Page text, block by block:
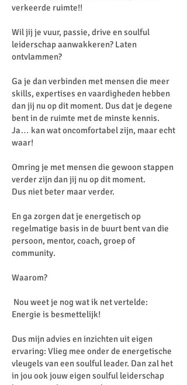
verkeerde ruimte!!
Wil jij je vuur, passie, drive en soulful
leiderschap aanwakkeren? Laten
ontvlammen?
Ga je dan verbinden met mensen die meer
skills, expertises en vaardigheden hebben
dan jij nu op dit moment. Dus dat je degene
bent in de ruimte met de minste kennis.
Ja… kan wat oncomfortabel zijn, maar echt
waar!
Omring je met mensen die gewoon stappen
verder zijn dan jij nu op dit moment.
Dus niet beter maar verder.
En ga zorgen dat je energetisch op
regelmatige basis in de buurt bent van die
persoon, mentor, coach, groep of
community.
Waarom?
Nou weet je nog wat ik net vertelde:
Energie is besmettelijk!
Dus mijn advies en inzichten uit eigen
ervaring: Vlieg mee onder de energetische
vleugels van een soulful leader. Dan zal het
in jou ook jouw eigen soulful leiderschap